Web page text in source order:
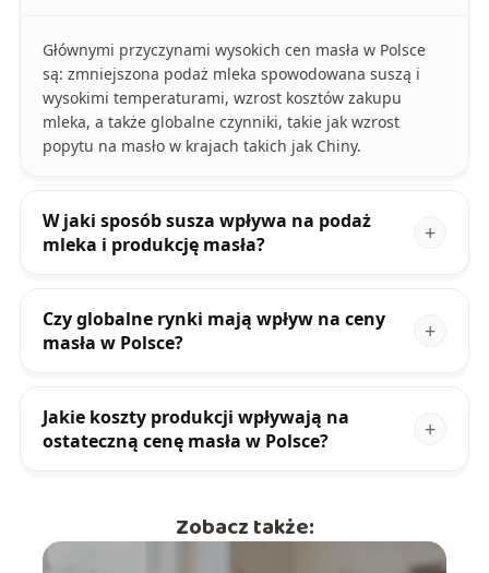
Głównymi przyczynami wysokich cen masła w Polsce
są: zmniejszona podaż mleka spowodowana suszą i
wysokimi temperaturami, wzrost kosztów zakupu
mleka, a także globalne czynniki, takie jak wzrost
popytu na masło w krajach takich jak Chiny.
W jaki sposób susza wpływa na podaż
mleka i produkcję masła?
Czy globalne rynki mają wpływ na ceny
masła w Polsce?
Jakie koszty produkcji wpływają na
ostateczną cenę masła w Polsce?
Zobacz także: